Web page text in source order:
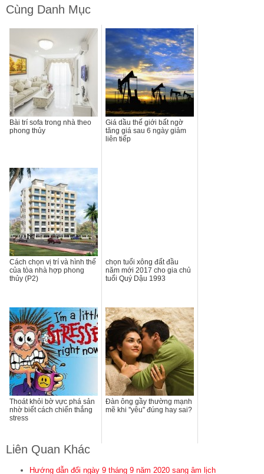
Cùng Danh Mục
Bài trí sofa trong nhà theo
phong thủy
Giá dầu thế giới bất ngờ
tăng giá sau 6 ngày giảm
liên tiếp
Cách chọn vị trí và hình thế
của tòa nhà hợp phong
thủy (P2)
chọn tuổi xông đất đầu
năm mới 2017 cho gia chủ
tuổi Quý Dậu 1993
Thoát khỏi bờ vực phá sản
nhờ biết cách chiến thắng
stress
Đàn ông gầy thường mạnh
mẽ khi ''yêu'' đúng hay sai?
Liên Quan Khác
Hướng dẫn đổi ngày 9 tháng 9 năm 2020 sang âm lịch